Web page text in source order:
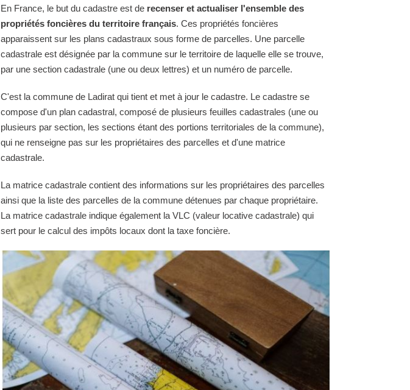
En France, le but du cadastre est de recenser et actualiser l'ensemble des
propriétés foncières du territoire français. Ces propriétés foncières
apparaissent sur les plans cadastraux sous forme de parcelles. Une parcelle
cadastrale est désignée par la commune sur le territoire de laquelle elle se trouve,
par une section cadastrale (une ou deux lettres) et un numéro de parcelle.
C'est la commune de Ladirat qui tient et met à jour le cadastre. Le cadastre se
compose d'un plan cadastral, composé de plusieurs feuilles cadastrales (une ou
plusieurs par section, les sections étant des portions territoriales de la commune),
qui ne renseigne pas sur les propriétaires des parcelles et d'une matrice
cadastrale.
La matrice cadastrale contient des informations sur les propriétaires des parcelles
ainsi que la liste des parcelles de la commune détenues par chaque propriétaire.
La matrice cadastrale indique également la VLC (valeur locative cadastrale) qui
sert pour le calcul des impôts locaux dont la taxe foncière.